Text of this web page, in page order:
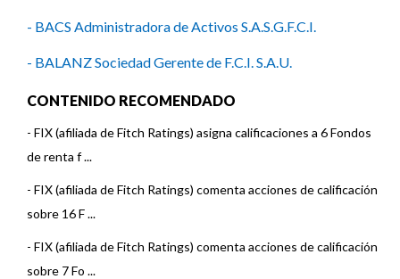
- BACS Administradora de Activos S.A.S.G.F.C.I.
- BALANZ Sociedad Gerente de F.C.I. S.A.U.
- ICBC Investments Argentina S.A.S.G.F.C.I.
- Ciclo Nova Asset Management S.A.
- Santander Asset Management G.F.C.I.S.A.
CONTENIDO RECOMENDADO
- FIX (afiliada de Fitch Ratings) asigna calificaciones a 6 Fondos
de renta f ...
- FIX (afiliada de Fitch Ratings) comenta acciones de calificación
sobre 16 F ...
- FIX (afiliada de Fitch Ratings) comenta acciones de calificación
sobre 7 Fo ...